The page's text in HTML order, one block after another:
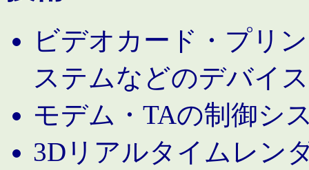
ビデオカード・プリ
ステムなどのデバイ
モデム・TAの制御シ
3Dリアルタイムレン